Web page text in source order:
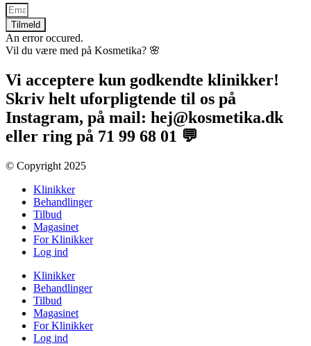
Tilmeld
An error occured.
Vil du være med på Kosmetika? 🌸​
Vi acceptere kun godkendte klinikker!
Skriv helt uforpligtende til os på
Instagram, på mail: hej@kosmetika.dk
eller ring på 71 99 68 01 💬
© Copyright 2025​
Klinikker
Behandlinger
Tilbud
Magasinet
For Klinikker
Log ind
Klinikker
Behandlinger
Tilbud
Magasinet
For Klinikker
Log ind